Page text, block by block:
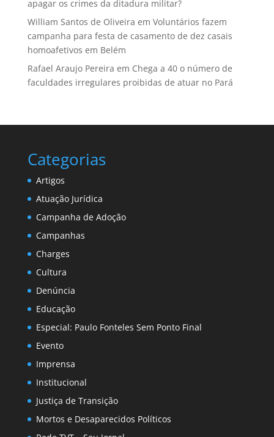
apagar os crimes da ditadura militar?
William Santos de Oliveira em Voluntários fazem
campanha para festa de casamento de dez casais
homoafetivos em Belém
Rafael Araujo Pereira em Chega a 40 o número de
faculdades irregulares proibidas de atuar no Pará
Categorias
Artigos
Atuação Jurídica
Campanha de Adoção
Campanhas
Charges
Cultura
Denúncia
Educação
Especial: Paulo Fonteles Sem Ponto Final
Evento
Imprensa
Institucional
Justiça de Transição
Mortos e Desaparecidos Políticos